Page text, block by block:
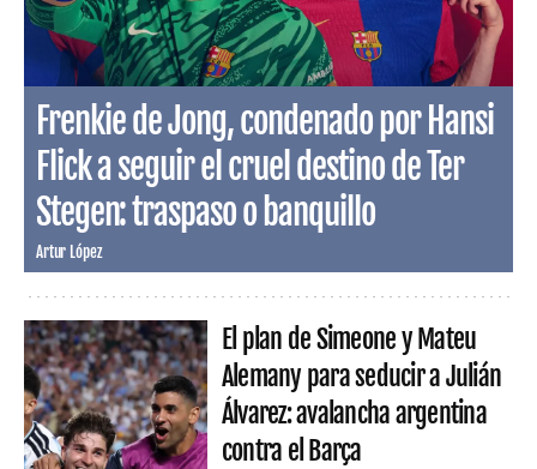
Frenkie de Jong, condenado por Hansi
Flick a seguir el cruel destino de Ter
Stegen: traspaso o banquillo
Artur López
El plan de Simeone y Mateu
Alemany para seducir a Julián
Álvarez: avalancha argentina
contra el Barça